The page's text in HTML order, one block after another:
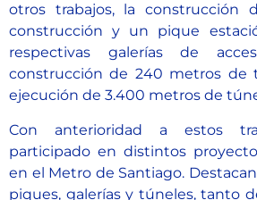
otros trabajos, la construcción
construcción y un pique
respectivas galerías de
construcción de 240 metros de
ejecución de 3.400 metros de
Con anterioridad a estos
participado en distintos
en el Metro de Santiago.
piques, galerías y túneles, tanto